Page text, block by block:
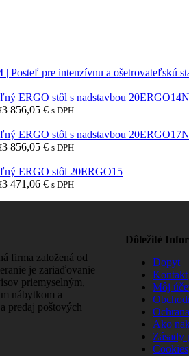
Posteľ pre intenzívnu a ošetrovateľskú
ERGO stôl s nadstavbou 20ERGO14N
3 856,05 € s DPH
ERGO stôl s nadstavbou 20ERGO17N
3 856,05 € s DPH
ERGO stôl 20ERGO15
3 471,06 € s DPH
firma založená od
je zariaďovanie
priemyselným,
nábytkom a
predaj poštových
Dôležité
Dopyt
Kontakt
Môj
Ako
Zásady
Cookies